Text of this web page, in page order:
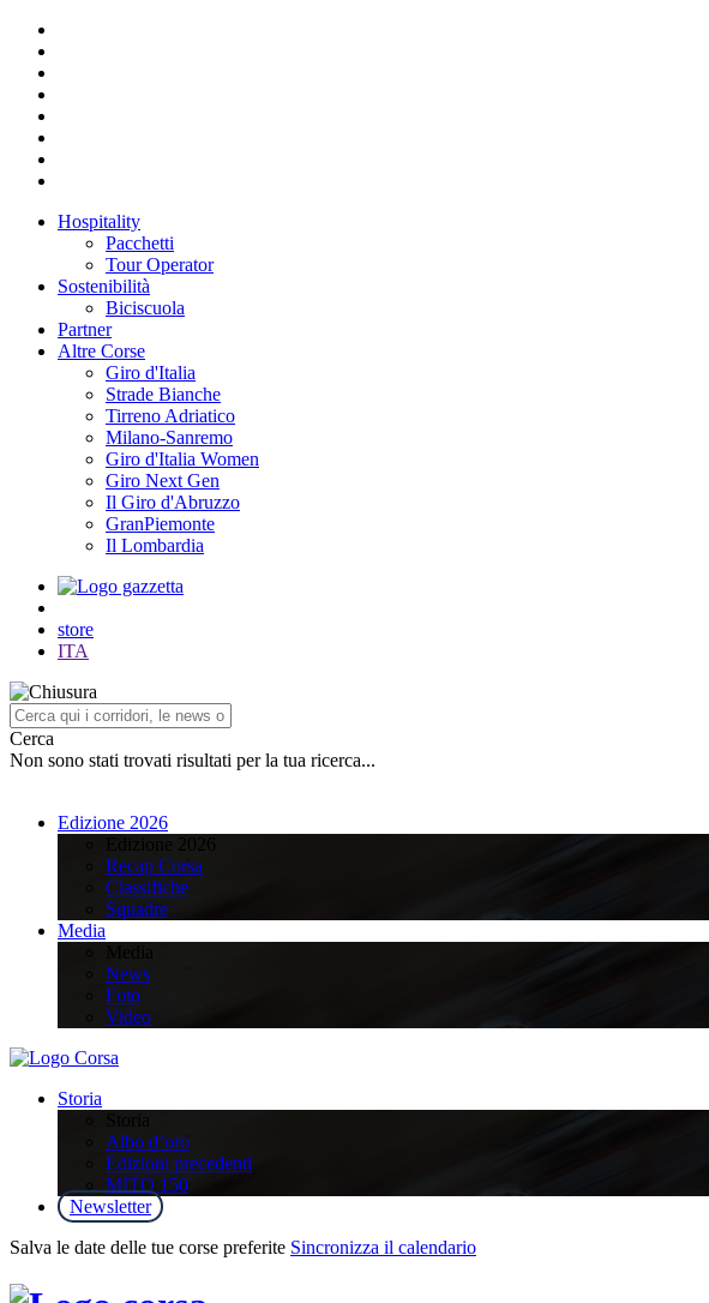
Hospitality
Pacchetti
Tour Operator
Sostenibilità
Biciscuola
Partner
Altre Corse
Giro d'Italia
Strade Bianche
Tirreno Adriatico
Milano-Sanremo
Giro d'Italia Women
Giro Next Gen
Il Giro d'Abruzzo
GranPiemonte
Il Lombardia
store
ITA
Cerca
Non sono stati trovati risultati per la tua ricerca...
Edizione 2026
Recap Corsa
Classifiche
Squadre
Media
News
Foto
Video
Storia
Albo d’oro
Edizioni precedenti
MITO 150
Newsletter
Salva le date delle tue corse preferite Sincronizza il calendario